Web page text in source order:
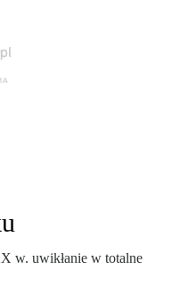
w. uwikłanie w totalne